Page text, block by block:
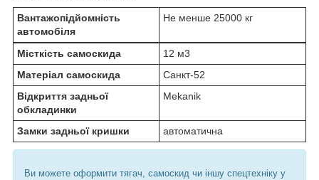
Вантажопідйомність
автомобіля
Не менше 25000 кг
Місткість самоскида
12 м3
Матеріал самоскида
Санкт-52
Відкриття задньої
обкладинки
Mekanik
Замки задньої кришки автоматична
Ви можете оформити тягач, самоскид чи іншу спецтехніку у